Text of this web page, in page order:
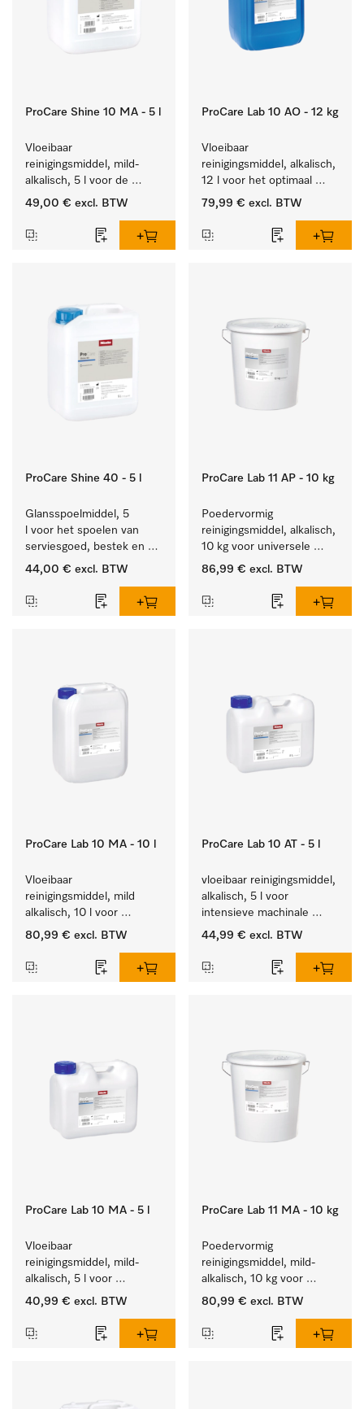
ProCare Shine 10 MA - 5 l
Vloeibaar
reinigingsmiddel, mild-
alkalisch, 5 l voor de
reiniging van lichte
bestek en glazen.
49,00 € excl. BTW
ProCare Lab 10 AO - 12 kg
Vloeibaar
reinigingsmiddel, alkalisch,
12 l voor het optimaal
behandelen van
79,99 € excl. BTW
ProCare Shine 40 - 5 l
Glansspoelmiddel, 5
l voor het spoelen van
serviesgoed, bestek en
ideaal voor glazen.
44,00 € excl. BTW
ProCare Lab 11 AP - 10 kg
Poedervormig
reinigingsmiddel, alkalisch,
10 kg voor universele
machinale reiniging van
gerei.
86,99 € excl. BTW
ProCare Lab 10 MA - 10 l
Vloeibaar
reinigingsmiddel, mild
alkalisch, 10 l voor
materiaalbesparende,
laboratoriumglasw. en -
80,99 € excl. BTW
ProCare Lab 10 AT - 5 l
vloeibaar reinigingsmiddel,
alkalisch, 5 l voor
intensieve machinale
reiniging van
gerei.
44,99 € excl. BTW
ProCare Lab 10 MA - 5 l
Vloeibaar
reinigingsmiddel, mild-
alkalisch, 5 l voor
materiaalbesparende,
laboratoriumglasw. en -
40,99 € excl. BTW
ProCare Lab 11 MA - 10 kg
Poedervormig
reinigingsmiddel, mild-
alkalisch, 10 kg voor
materiaalbesparende,
laboratoriumglasw. en -
80,99 € excl. BTW